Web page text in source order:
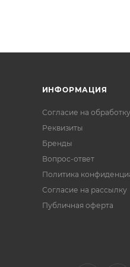
ИНФОРМАЦИЯ
Согласие на обработку
Реквизиты
Бренды
Вопрос-ответ
Политика
Согласие на рассылку
Публичная оферта